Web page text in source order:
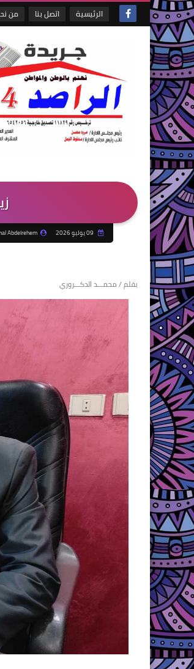
الرئيسية اتصل بنا من
Abdelrehem
بقلم / محمـــد الدكـــروري